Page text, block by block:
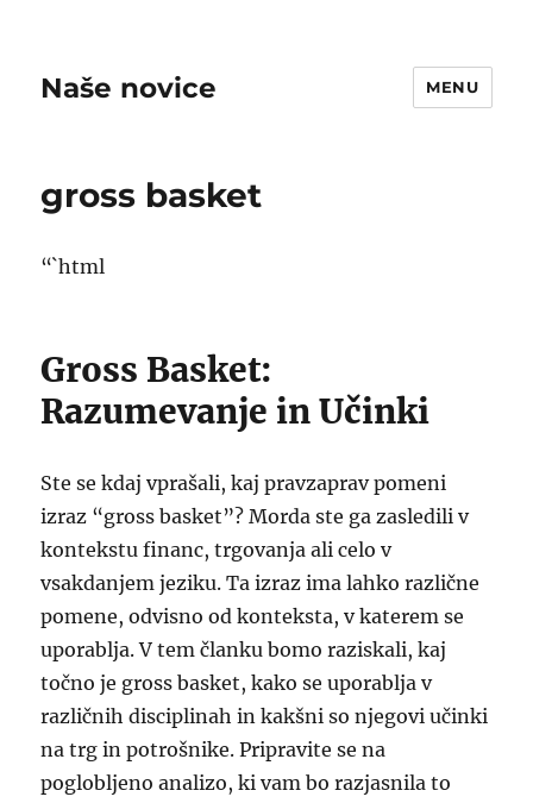
Naše novice MENU
gross basket
“`html
Gross Basket:
Razumevanje in Učinki
Ste se kdaj vprašali, kaj pravzaprav pomeni
izraz “gross basket”? Morda ste ga zasledili v
kontekstu financ, trgovanja ali celo v
vsakdanjem jeziku. Ta izraz ima lahko različne
pomene, odvisno od konteksta, v katerem se
uporablja. V tem članku bomo raziskali, kaj
točno je gross basket, kako se uporablja v
različnih disciplinah in kakšni so njegovi učinki
na trg in potrošnike. Pripravite se na
poglobljeno analizo, ki vam bo razjasnila to